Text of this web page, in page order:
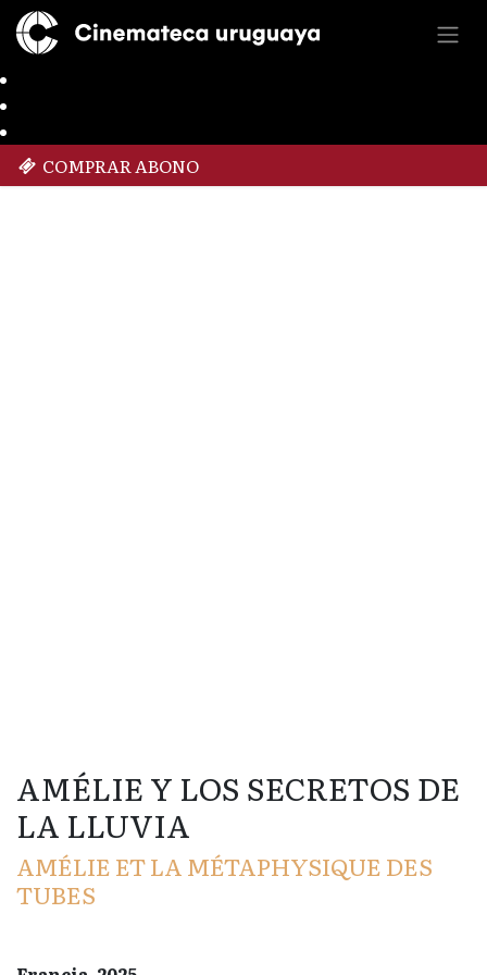
COMPRAR ABONO
AMÉLIE Y LOS SECRETOS DE
LA LLUVIA
AMÉLIE ET LA MÉTAPHYSIQUE DES
TUBES